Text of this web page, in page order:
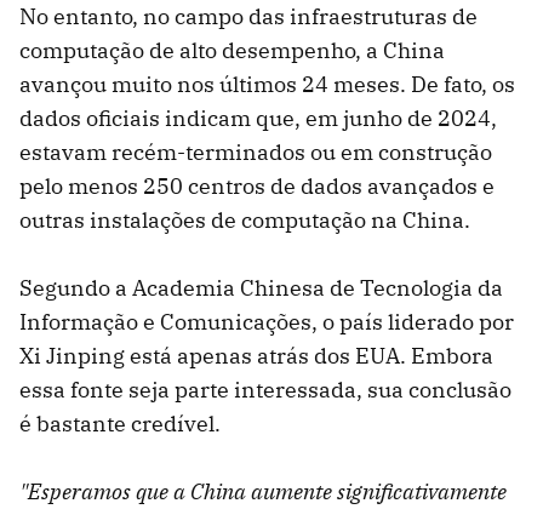
No entanto, no campo das infraestruturas de
computação de alto desempenho, a China
avançou muito nos últimos 24 meses. De fato, os
dados oficiais indicam que, em junho de 2024,
estavam recém-terminados ou em construção
pelo menos 250 centros de dados avançados e
outras instalações de computação na China.
Segundo a Academia Chinesa de Tecnologia da
Informação e Comunicações, o país liderado por
Xi Jinping está apenas atrás dos EUA. Embora
essa fonte seja parte interessada, sua conclusão
é bastante credível.
"Esperamos que a China aumente significativamente